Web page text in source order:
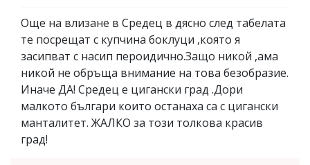
Още на влизане в Средец в дясно след табелата
те посрещат с купчина боклуци ,която я
засипват с насип пероидично.Защо никой ,ама
никой не обръща внимание на това безобразие.
Иначе ДА! Средец е цигански град .Дори
малкото българи които останаха са с цигански
манталитет. ЖАЛКО за този толкова красив
град!